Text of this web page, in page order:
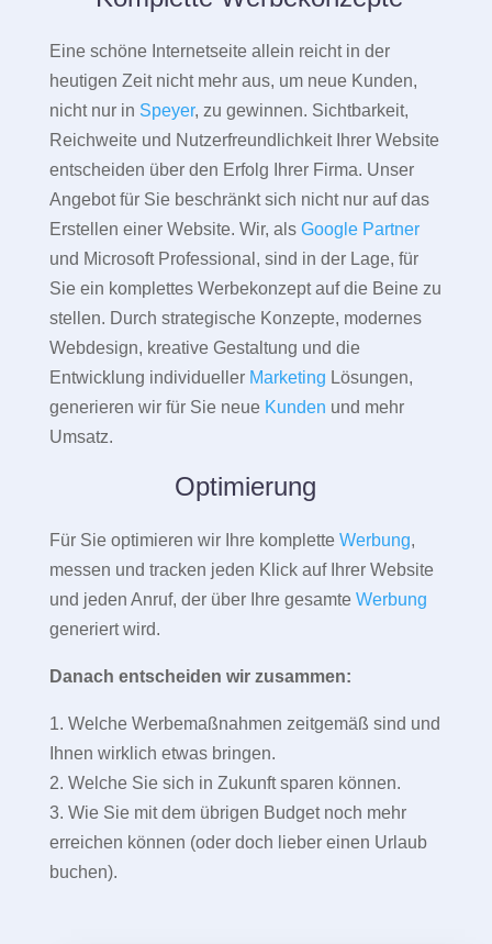
Eine schöne Internetseite allein reicht in der
heutigen Zeit nicht mehr aus, um neue Kunden,
nicht nur in Speyer, zu gewinnen. Sichtbarkeit,
Reichweite und Nutzerfreundlichkeit Ihrer Website
entscheiden über den Erfolg Ihrer Firma. Unser
Angebot für Sie beschränkt sich nicht nur auf das
Erstellen einer Website. Wir, als Google Partner
und Microsoft Professional, sind in der Lage, für
Sie ein komplettes Werbekonzept auf die Beine zu
stellen. Durch strategische Konzepte, modernes
Webdesign, kreative Gestaltung und die
Entwicklung individueller Marketing Lösungen,
generieren wir für Sie neue Kunden und mehr
Umsatz.
Optimierung
Für Sie optimieren wir Ihre komplette Werbung,
messen und tracken jeden Klick auf Ihrer Website
und jeden Anruf, der über Ihre gesamte Werbung
generiert wird.
Danach entscheiden wir zusammen:
1. Welche Werbemaßnahmen zeitgemäß sind und
Ihnen wirklich etwas bringen.
2. Welche Sie sich in Zukunft sparen können.
3. Wie Sie mit dem übrigen Budget noch mehr
erreichen können (oder doch lieber einen Urlaub
buchen).